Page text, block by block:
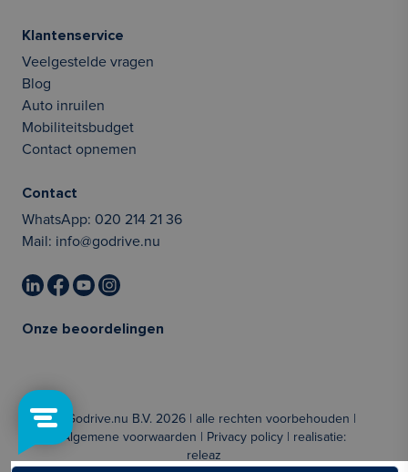
Klantenservice
Veelgestelde vragen
Blog
Auto inruilen
Mobiliteitsbudget
Contact opnemen
Contact
WhatsApp: 020 214 21 36
Mail: info@godrive.nu
Onze beoordelingen
© Godrive.nu B.V. 2026 | alle rechten voorbehouden |
Algemene voorwaarden
Privacy policy | realisatie:
releaz